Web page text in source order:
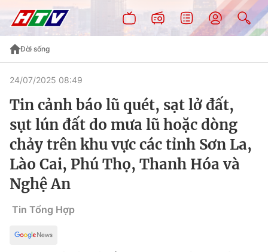
Đời sống
24/07/2025 08:49
Tin cảnh báo lũ quét, sạt lở đất,
sụt lún đất do mưa lũ hoặc dòng
chảy trên khu vực các tỉnh Sơn La,
Lào Cai, Phú Thọ, Thanh Hóa và
Nghệ An
Tin Tổng Hợp